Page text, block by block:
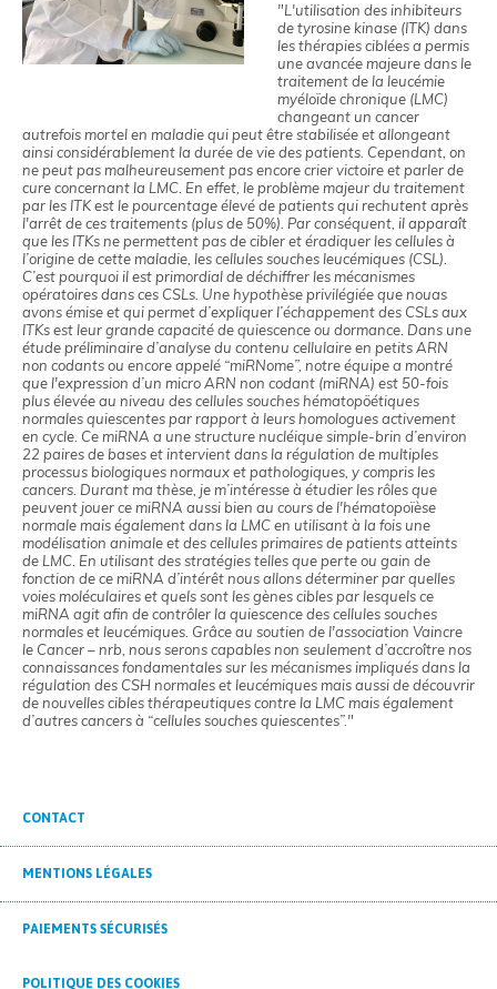
"L'utilisation des inhibiteurs
de tyrosine kinase (ITK) dans
les thérapies ciblées a permis
une avancée majeure dans le
traitement de la leucémie
myéloïde chronique (LMC)
changeant un cancer
autrefois mortel en maladie qui peut être stabilisée et allongeant
ainsi considérablement la durée de vie des patients. Cependant, on
ne peut pas malheureusement pas encore crier victoire et parler de
cure concernant la LMC. En effet, le problème majeur du traitement
par les ITK est le pourcentage élevé de patients qui rechutent après
l'arrêt de ces traitements (plus de 50%). Par conséquent, il apparaît
que les ITKs ne permettent pas de cibler et éradiquer les cellules à
l’origine de cette maladie, les cellules souches leucémiques (CSL).
C’est pourquoi il est primordial de déchiffrer les mécanismes
opératoires dans ces CSLs. Une hypothèse privilégiée que nouas
avons émise et qui permet d’expliquer l’échappement des CSLs aux
ITKs est leur grande capacité de quiescence ou dormance. Dans une
étude préliminaire d’analyse du contenu cellulaire en petits ARN
non codants ou encore appelé “miRNome”, notre équipe a montré
que l'expression d’un micro ARN non codant (miRNA) est 50-fois
plus élevée au niveau des cellules souches hématopöétiques
normales quiescentes par rapport à leurs homologues activement
en cycle. Ce miRNA a une structure nucléique simple-brin d’environ
22 paires de bases et intervient dans la régulation de multiples
processus biologiques normaux et pathologiques, y compris les
cancers. Durant ma thèse, je m’intéresse à étudier les rôles que
peuvent jouer ce miRNA aussi bien au cours de l'hématopoïèse
normale mais également dans la LMC en utilisant à la fois une
modélisation animale et des cellules primaires de patients atteints
de LMC. En utilisant des stratégies telles que perte ou gain de
fonction de ce miRNA d’intérêt nous allons déterminer par quelles
voies moléculaires et quels sont les gènes cibles par lesquels ce
miRNA agit afin de contrôler la quiescence des cellules souches
normales et leucémiques. Grâce au soutien de l'association Vaincre
le Cancer – nrb, nous serons capables non seulement d’accroître nos
connaissances fondamentales sur les mécanismes impliqués dans la
régulation des CSH normales et leucémiques mais aussi de découvrir
de nouvelles cibles thérapeutiques contre la LMC mais également
d’autres cancers à “cellules souches quiescentes”."
CONTACT
MENTIONS LÉGALES
PAIEMENTS SÉCURISÉS
POLITIQUE DES COOKIES